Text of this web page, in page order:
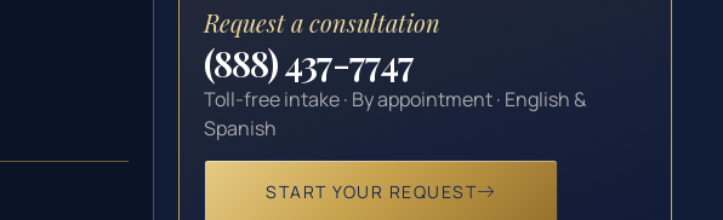
Request a consultation
(888) 437-7747
Toll-free intake · By appointment · English &
Spanish
START YOUR REQUEST